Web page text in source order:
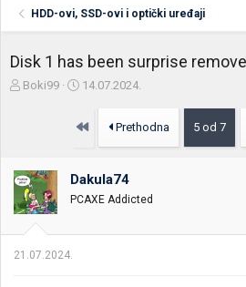
HDD-ovi, SSD-ovi i optički uređaji
Disk 1 has been surprise
Z
i
k
t
e
m
Boki99
D
u
o
k
e
14.07.2024.
Prvo Prethodna 5 od 7
Dakula74
PCAXE Addicted
21.07.2024.